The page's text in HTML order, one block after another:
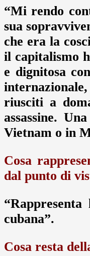
“Mi rendo
sua
che era la
il capitalismo
e dignitosa
riusciti a
assassine.
Vietnam o in
Cosa
dal punto di
cubana”.
Cosa resta